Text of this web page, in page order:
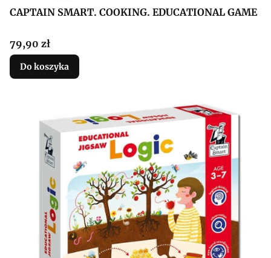
CAPTAIN SMART. COOKING. EDUCATIONAL GAME
Cena
79,90 zł
Do koszyka